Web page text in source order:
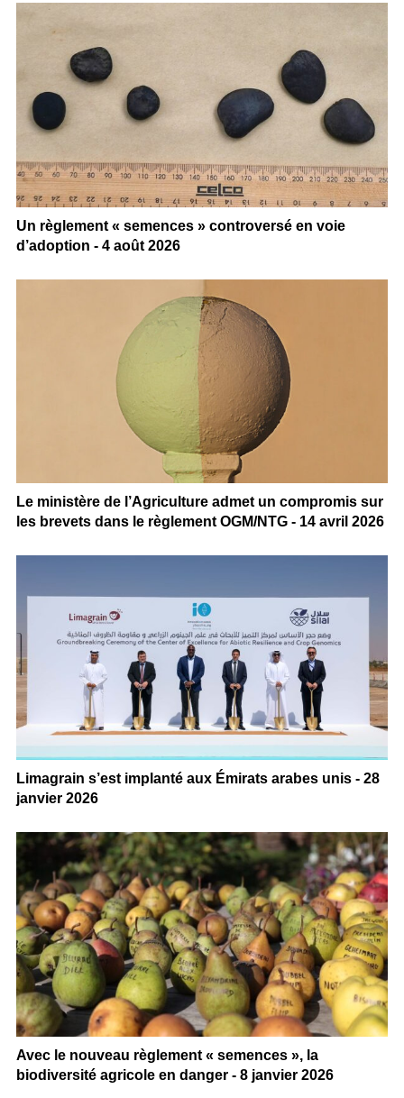
Un règlement « semences » controversé en voie
d’adoption - 4 août 2026
Le ministère de l’Agriculture admet un compromis sur
les brevets dans le règlement OGM/NTG - 14 avril 2026
Limagrain s’est implanté aux Émirats arabes unis - 28
janvier 2026
Avec le nouveau règlement « semences », la
biodiversité agricole en danger - 8 janvier 2026